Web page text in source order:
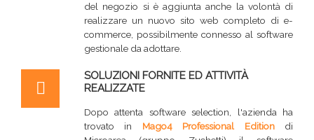
del negozio si è aggiunta anche la volontà di
realizzare un nuovo sito web completo di e-
commerce, possibilmente connesso al software
gestionale da adottare.
SOLUZIONI FORNITE ED ATTIVITÀ
REALIZZATE
Dopo attenta software selection, l'azienda ha
trovato in Mago4 Professional Editiondi